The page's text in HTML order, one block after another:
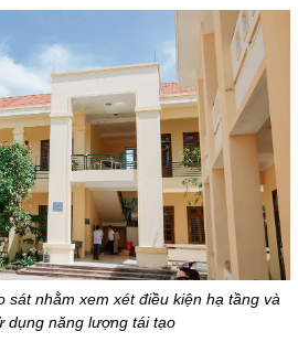
sát nhằm xem xét điều kiện hạ tầng và
dụng năng lượng tái tạo